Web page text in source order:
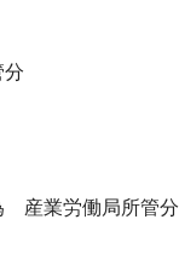
分
産業労働局所管分